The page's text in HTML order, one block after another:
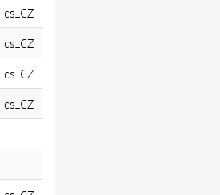
cs_CZ
cs_CZ
cs_CZ
cs_CZ